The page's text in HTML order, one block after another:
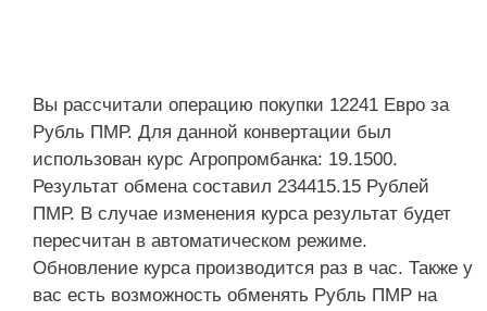
Вы рассчитали операцию покупки 12241 Евро за
Рубль ПМР. Для данной конвертации был
использован курс Агропромбанка: 19.1500.
Результат обмена составил 234415.15 Рублей
ПМР. В случае изменения курса результат будет
пересчитан в автоматическом режиме.
Обновление курса производится раз в час. Также у
вас есть возможность обменять Рубль ПМР на